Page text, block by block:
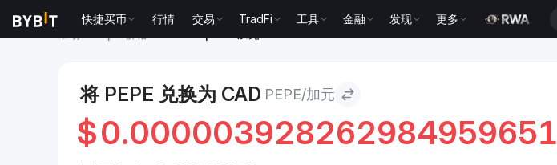
快捷买币 行情 交易 TradFi 工具 金融 发现 更多
将 PEPE 兑换为 CAD PEPE/加元
$0.000003928262984959651